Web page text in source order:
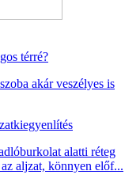
térré?
akár veszélyes is
alatti réteg
aljzat, könnyen előf...